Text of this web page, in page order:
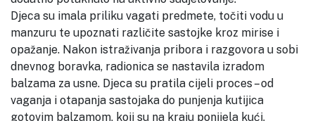
Djeca su imala priliku vagati predmete, točiti vodu u
manzuru te upoznati različite sastojke kroz mirise i
opažanje. Nakon istraživanja pribora i razgovora u sobi
dnevnog boravka, radionica se nastavila izradom
balzama za usne. Djeca su pratila cijeli proces – od
vaganja i otapanja sastojaka do punjenja kutijica
gotovim balzamom, koji su na kraju ponijela kući.